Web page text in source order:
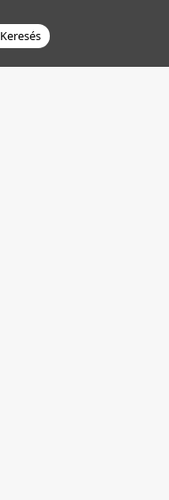
Keresés